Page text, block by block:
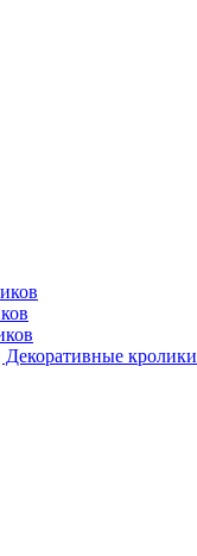
Декоративные кролики